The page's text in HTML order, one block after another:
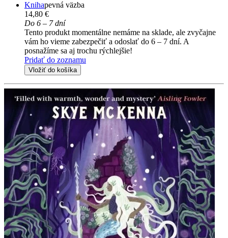
Knihapevná väzba
14,80 €
Do 6 – 7 dní
Tento produkt momentálne nemáme na sklade, ale zvyčajne
vám ho vieme zabezpečiť a odoslať do 6 – 7 dní. A
posnažíme sa aj trochu rýchlejšie!
Pridať do zoznamu
Vložiť do košíka